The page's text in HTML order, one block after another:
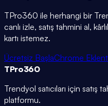
TPro360 ile herhangi bir
canlı izle, satış tahmini al,
kartı istemez.
Ücretsiz BaşlaChrome
TPro360
Trendyol satıcıları için satış
platformu.